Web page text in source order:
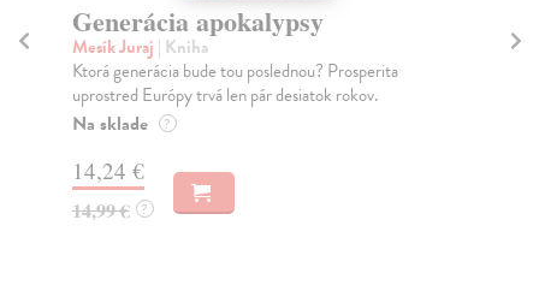
Generácia apokalypsy
Mesík Juraj | Kniha
Ktorá generácia bude tou poslednou? Prosperita
uprostred Európy trvá len pár desiatok rokov.
Na sklade ?
14,24 €
14,99 € ?